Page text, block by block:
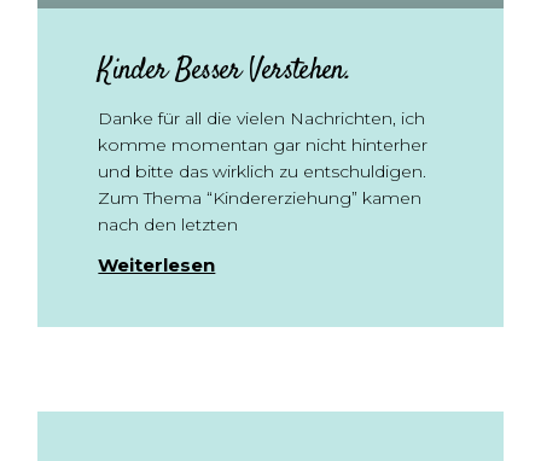
Kinder Besser Verstehen.
Danke für all die vielen Nachrichten, ich
komme momentan gar nicht hinterher
und bitte das wirklich zu entschuldigen.
Zum Thema “Kindererziehung” kamen
nach den letzten
Weiterlesen